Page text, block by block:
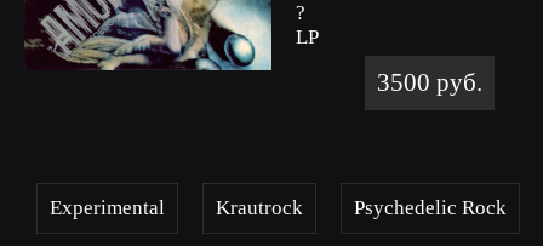
?
LP
3500 руб.
Experimental Krautrock Psychedelic Rock